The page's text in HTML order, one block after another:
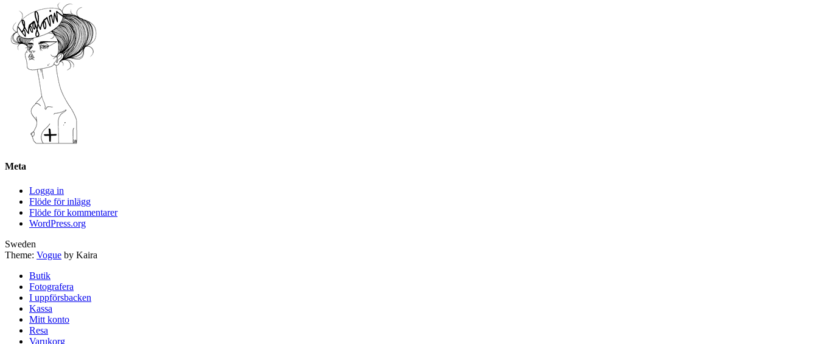
Meta
Logga in
Flöde för inlägg
Flöde för kommentarer
WordPress.org
Sweden
Theme: Vogue by Kaira
Butik
Fotografera
I uppförsbacken
Kassa
Mitt konto
Resa
Varukorg